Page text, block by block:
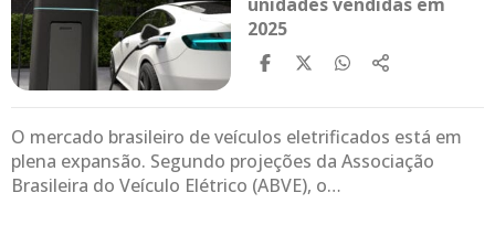
2025
O mercado brasileiro de veículos eletrificados está em
plena expansão. Segundo projeções da Associação
Brasileira do Veículo Elétrico (ABVE), o…